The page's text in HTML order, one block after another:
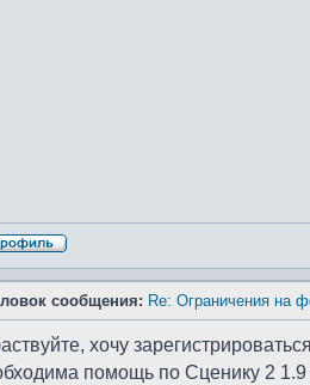
сообщения: Re: Ограничения на
хочу
помощь по Сценику 2